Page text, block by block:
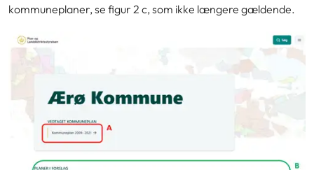
kommuneplaner, se figur 2 c, som ikke længere gældende.